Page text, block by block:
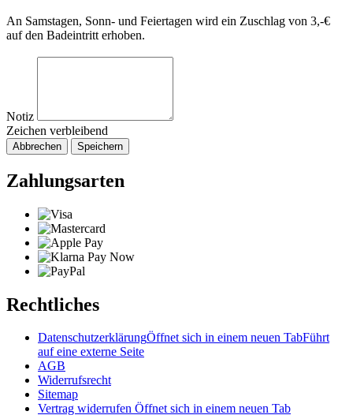
An Samstagen, Sonn- und Feiertagen wird ein Zuschlag von 3,-€
auf den Badeintritt erhoben.
Notiz
Zeichen verbleibend
Abbrechen Speichern
Zahlungsarten
Rechtliches
DatenschutzerklärungÖffnet sich in einem neuen TabFührt
auf eine externe Seite
AGB
Widerrufsrecht
Sitemap
Vertrag widerrufen Öffnet sich in einem neuen Tab